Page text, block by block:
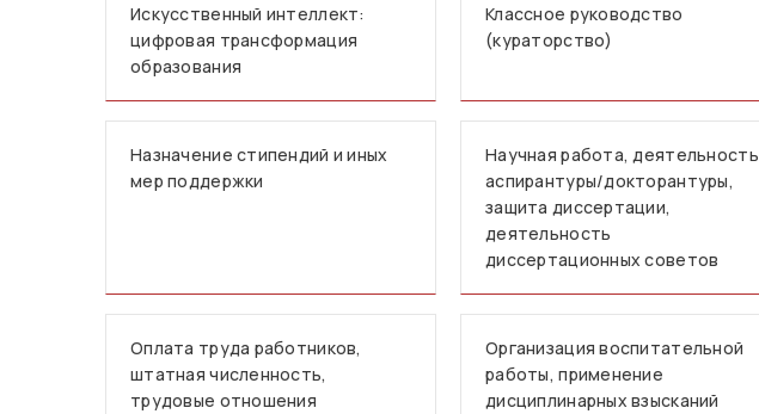
Искусственный интеллект:
цифровая трансформация
образования
Классное руководство
(кураторство)
Назначение стипендий и иных
мер поддержки
Научная работа, деятельность
аспирантуры/докторантуры,
защита диссертации,
деятельность
диссертационных советов
Оплата труда работников,
штатная численность,
трудовые отношения
Организация воспитательной
работы, применение
дисциплинарных взысканий